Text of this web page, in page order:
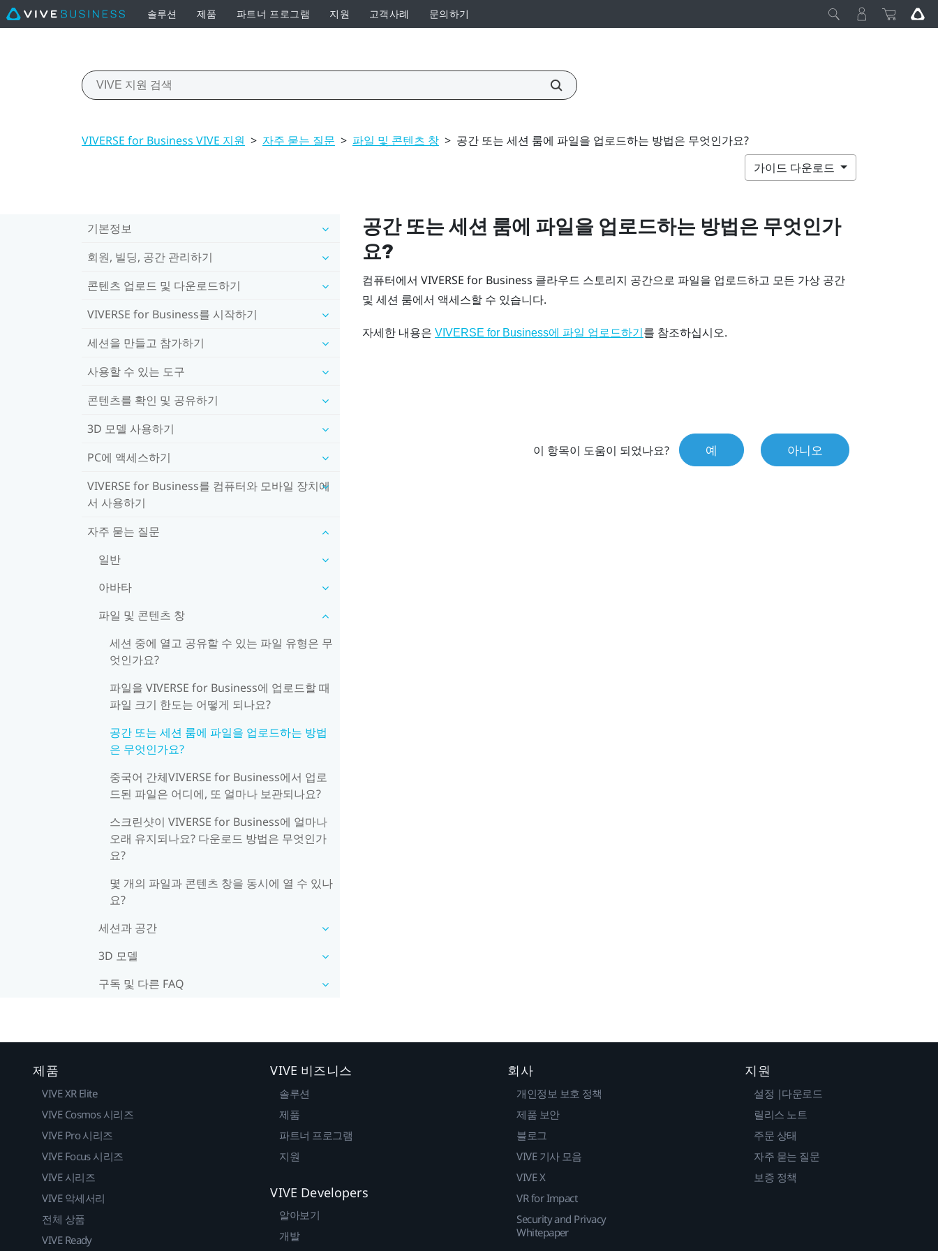
솔루션 제품 파트너 프로그램 지원 고객사례 문의하기
VIVERSE for Business VIVE 지원 > 자주 묻는 질문 > 파일 및 콘텐츠 창 > 공간 또는 세션 룸에 파일을 업로드하는 방법은 무엇인가요?
가이드 다운로드
기본정보
회원, 빌딩, 공간 관리하기
콘텐츠 업로드 및 다운로드하기
VIVERSE for Business를 시작하기
세션을 만들고 참가하기
사용할 수 있는 도구
콘텐츠를 확인 및 공유하기
3D 모델 사용하기
PC에 액세스하기
VIVERSE for Business를 컴퓨터와 모바일 장치에
서 사용하기
자주 묻는 질문
일반
아바타
파일 및 콘텐츠 창
세션 중에 열고 공유할 수 있는 파일 유형은 무
엇인가요?
파일을 VIVERSE for Business에 업로드할 때
파일 크기 한도는 어떻게 되나요?
공간 또는 세션 룸에 파일을 업로드하는 방법
은 무엇인가요?
중국어 간체VIVERSE for Business에서 업로
드된 파일은 어디에, 또 얼마나 보관되나요?
스크린샷이 VIVERSE for Business에 얼마나
오래 유지되나요? 다운로드 방법은 무엇인가
요?
몇 개의 파일과 콘텐츠 창을 동시에 열 수 있나
요?
세션과 공간
3D 모델
구독 및 다른 FAQ
공간 또는 세션 룸에 파일을 업로드하는 방법은 무엇인가
요?
컴퓨터에서 VIVERSE for Business 클라우드 스토리지 공간으로 파일을 업로드하고 모든 가상 공간
및 세션 룸에서 액세스할 수 있습니다.
자세한 내용은 VIVERSE for Business에 파일 업로드하기 를 참조하십시오.
이 항목이 도움이 되었나요? 예 아니오
제품
VIVE XR Elite
VIVE Cosmos 시리즈
VIVE Pro 시리즈
VIVE Focus 시리즈
VIVE 시리즈
VIVE 악세서리
전체 상품
VIVE Ready
VIVE 비즈니스
솔루션
제품
파트너 프로그램
지원
VIVE Developers
알아보기
개발
회사
개인정보 보호 정책
제품 보안
블로그
VIVE 기사 모음
VIVE X
VR for Impact
Security and Privacy
Whitepaper
지원
설정 |다운로드
릴리스 노트
주문 상태
자주 묻는 질문
보증 정책